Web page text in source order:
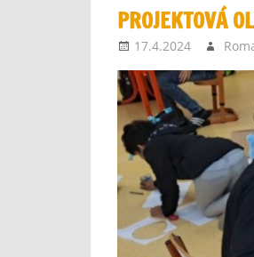
PROJEKTOVÁ
17.4.2024